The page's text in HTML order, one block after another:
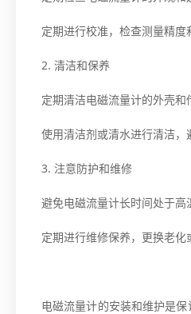
定期进行校准，检查测量精度
2. 清洁和保养
定期清洁电磁流量计的外壳和
使用清洁剂或清水进行清洁，
3. 注意防护和维修
避免电磁流量计长时间处于高
定期进行维修保养，更换老化
电磁流量计的安装和维护是